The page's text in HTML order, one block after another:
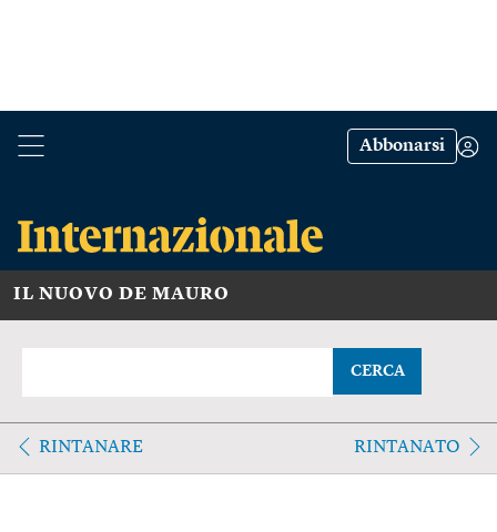
Abbonarsi
IL NUOVO DE MAURO
CERCA
RINTANARE RINTANATO